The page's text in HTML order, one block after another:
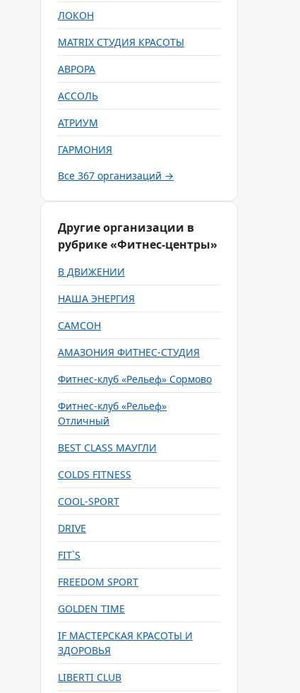
ЛОКОН
MATRIX СТУДИЯ КРАСОТЫ
АВРОРА
АССОЛЬ
АТРИУМ
ГАРМОНИЯ
Все 367 организаций →
Другие организации в
рубрике «Фитнес-центры»
В ДВИЖЕНИИ
НАША ЭНЕРГИЯ
САМСОН
АМАЗОНИЯ ФИТНЕС-СТУДИЯ
Фитнес-клуб «Рельеф» Сормово
Фитнес-клуб «Рельеф»
Отличный
BEST CLASS МАУГЛИ
COLDS FITNESS
COOL-SPORT
DRIVE
FIT`S
FREEDOM SPORT
GOLDEN TIME
IF МАСТЕРСКАЯ КРАСОТЫ И
ЗДОРОВЬЯ
LIBERTI CLUB